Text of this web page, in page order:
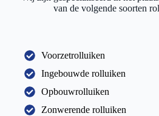
van de volgende soorten
Voorzetrolluiken
Ingebouwde rolluiken
Opbouwrolluiken
Zonwerende rolluiken